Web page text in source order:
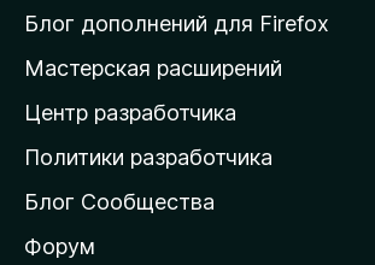
и
а
д
о
а
ш
Блог дополнений для Firefox
Мастерская расширений
Центр разработчика
Политики разработчика
Блог Сообщества
Форум